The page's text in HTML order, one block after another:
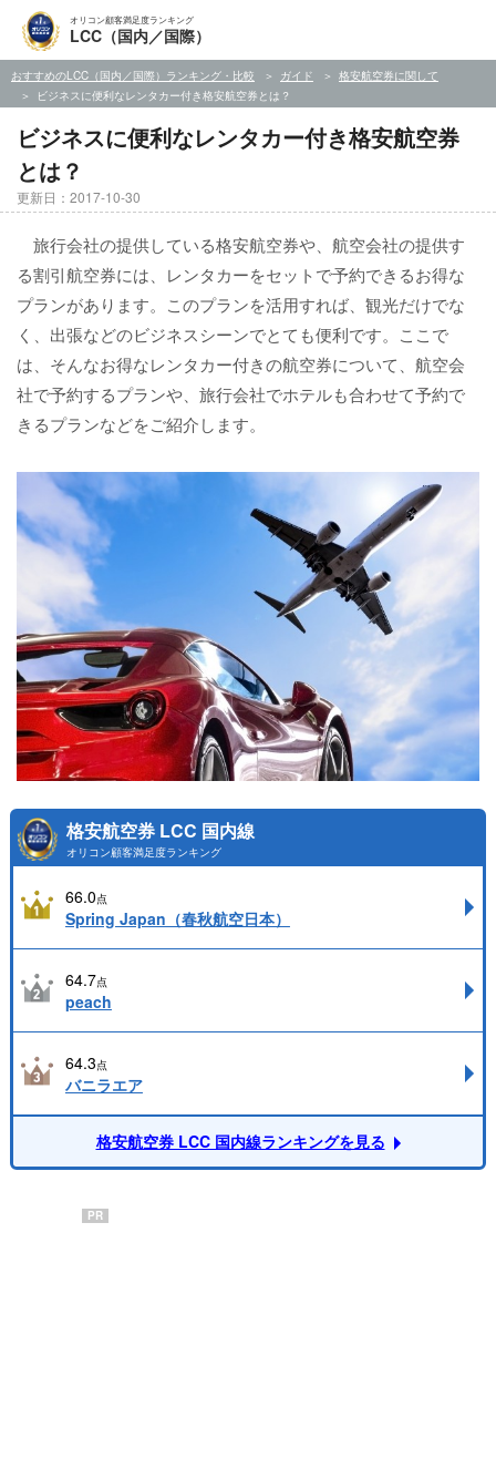
オリコン顧客満足度ランキング
LCC（国内／国際）
おすすめのLCC（国内／国際）ランキング・比較 ガイド
格安航空券に関して
ビジネスに便利なレンタカー付き格安航空券とは？
ビジネスに便利なレンタカー付き格安航空券
とは？
更新日：2017-10-30
旅行会社の提供している格安航空券や、航空会社の提供す
る割引航空券には、レンタカーをセットで予約できるお得な
プランがあります。このプランを活用すれば、観光だけでな
く、出張などのビジネスシーンでとても便利です。ここで
は、そんなお得なレンタカー付きの航空券について、航空会
社で予約するプランや、旅行会社でホテルも合わせて予約で
きるプランなどをご紹介します。
格安航空券 LCC 国内線
オリコン顧客満足度ランキング
66.0点
Spring Japan（春秋航空日本）
64.7点
peach
64.3点
バニラエア
格安航空券 LCC 国内線ランキングを見る
PR